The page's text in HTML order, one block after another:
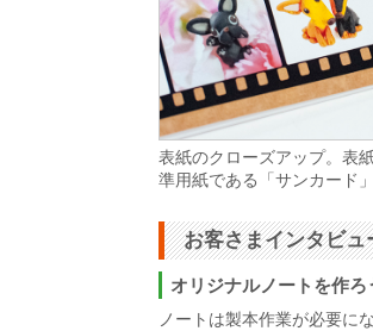
表紙のクローズアップ。表
準用紙である「サンカード」
お客さまインタビュ
オリジナルノートを作ろ
ノートは製本作業が必要に